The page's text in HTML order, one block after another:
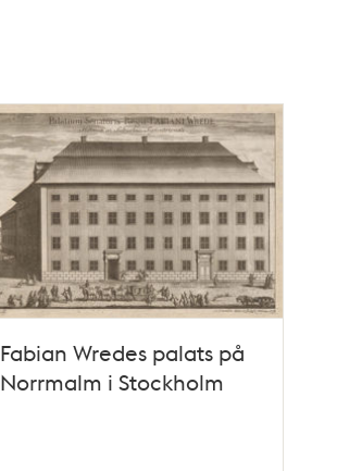
Fabian Wredes palats på
Norrmalm i Stockholm